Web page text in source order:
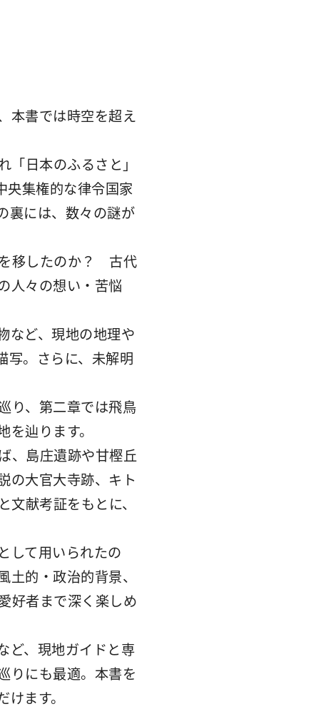
本書では時空を超え
日本のふるさと」
央集権的な律令国家
裏には、数々の謎が
移したのか？ 古代
人々の想い・苦悩
など、現地の地理や
写。さらに、未解明
り、第二章では飛鳥
辿ります。
、島庄遺跡や甘樫丘
の大官大寺跡、キト
献考証をもとに、
して用いられたの
的・政治的背景、
好者まで深く楽しめ
ど、現地ガイドと専
りにも最適。本書を
ます。